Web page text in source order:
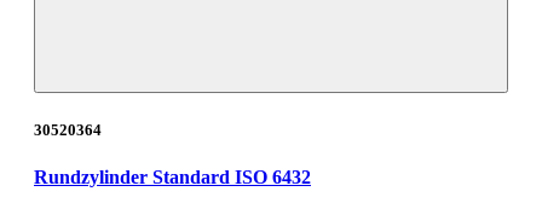
30520364
Rundzylinder Standard ISO 6432